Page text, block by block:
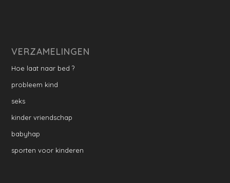
VERZAMELINGEN
Hoe laat naar bed ?
probleem kind
seks
kinder vriendschap
babyhap
sporten voor kinderen